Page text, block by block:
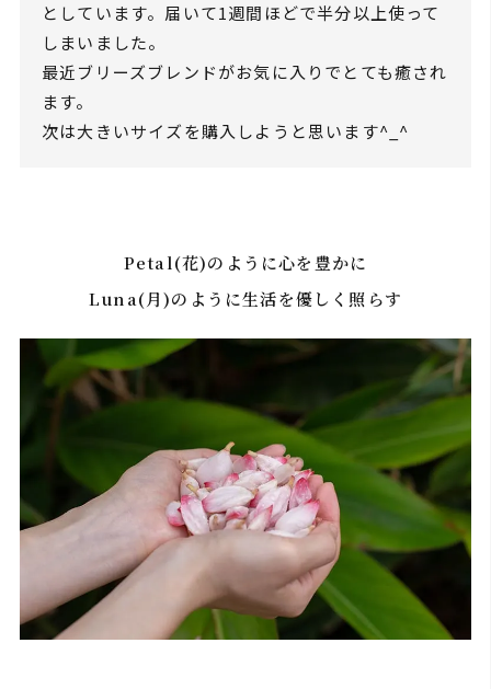
としています。届いて1週間ほどで半分以上使って
しまいました。
最近ブリーズブレンドがお気に入りでとても癒され
ます。
次は大きいサイズを購入しようと思います^_^
Petal(花)のように心を豊かに
Luna(月)のように生活を優しく照らす